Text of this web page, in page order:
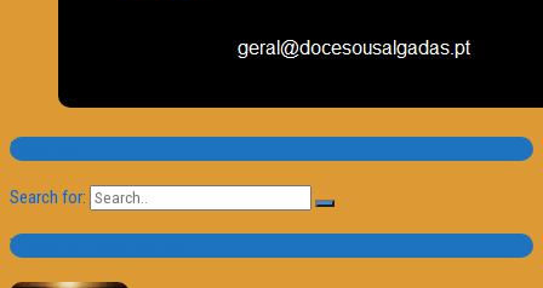
Pesquisa
Search for:
Trailer e Poster do Dia